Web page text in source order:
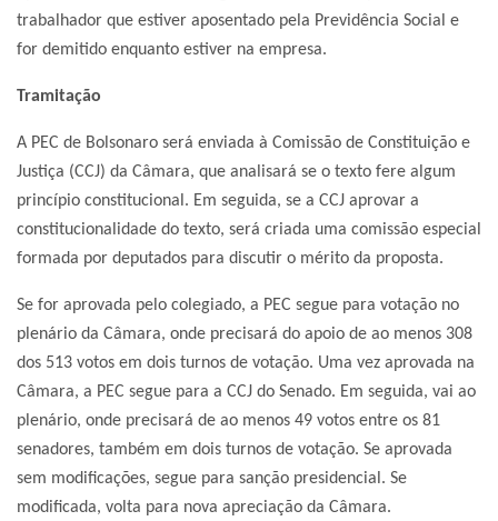
trabalhador que estiver aposentado pela Previdência Social e
for demitido enquanto estiver na empresa.
Tramitação
A PEC de Bolsonaro será enviada à Comissão de Constituição e
Justiça (CCJ) da Câmara, que analisará se o texto fere algum
princípio constitucional. Em seguida, se a CCJ aprovar a
constitucionalidade do texto, será criada uma comissão especial
formada por deputados para discutir o mérito da proposta.
Se for aprovada pelo colegiado, a PEC segue para votação no
plenário da Câmara, onde precisará do apoio de ao menos 308
dos 513 votos em dois turnos de votação. Uma vez aprovada na
Câmara, a PEC segue para a CCJ do Senado. Em seguida, vai ao
plenário, onde precisará de ao menos 49 votos entre os 81
senadores, também em dois turnos de votação. Se aprovada
sem modificações, segue para sanção presidencial. Se
modificada, volta para nova apreciação da Câmara.